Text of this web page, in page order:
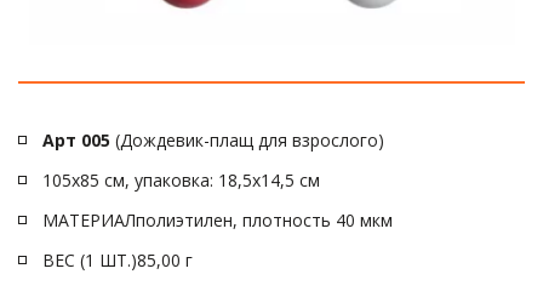
Арт 005 (Дождевик-плащ для взрослого)
105х85 см, упаковка: 18,5х14,5 см
МАТЕРИАЛполиэтилен, плотность 40 мкм
ВЕС (1 ШТ.)85,00 г